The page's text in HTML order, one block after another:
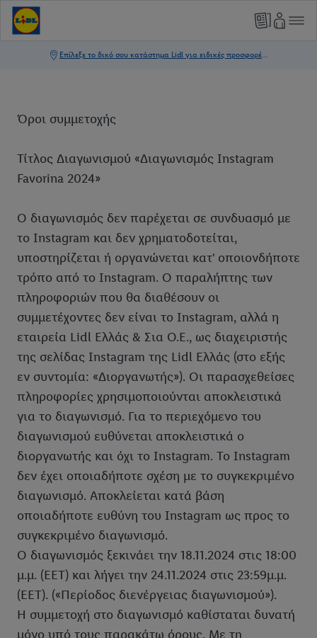
Όροι συμμετοχής
Τίτλος Διαγωνισμού «Διαγωνισμός Instagram
Favorina 2024»
Ο διαγωνισμός δεν παρέχεται σε συνδυασμό με
το Instagram και δεν χρηματοδοτείται,
υποστηρίζεται ή οργανώνεται κατ' οποιονδήποτε
τρόπο από το Instagram. Ο παραλήπτης των
πληροφοριών που θα διαθέσουν οι
συμμετέχοντες δεν είναι το Instagram, αλλά η
εταιρεία Lidl Ελλάς & Σια Ο.Ε., ως διαχειριστής
της σελίδας Instagram της Lidl Ελλάς (στο εξής
εν συντομία: «Διοργανωτής»). Οι παρασχεθείσες
πληροφορίες χρησιμοποιούνται αποκλειστικά
για το διαγωνισμό. Για το περιεχόμενο του
διαγωνισμού ευθύνεται αποκλειστικά ο
διοργανωτής και όχι το Instagram. Το Instagram
δεν έχει οποιαδήποτε σχέση με το συγκεκριμένο
διαγωνισμό. Αποκλείεται κατά βάση
οποιαδήποτε ευθύνη του Instagram ως προς το
συγκεκριμένο διαγωνισμό.
Ο διαγωνισμός ξεκινάει την 18.11.2024 στις 18:00
μ.μ. (EET) και λήγει την 24.11.2024 στις 23:59μ.μ.
(EET). («Περίοδος διενέργειας διαγωνισμού»).
Η συμμετοχή στο διαγωνισμό καθίσταται δυνατή
μόνο υπό τους παρακάτω όρους. Με τη